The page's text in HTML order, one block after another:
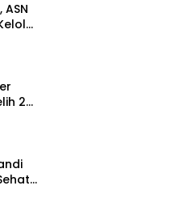
2